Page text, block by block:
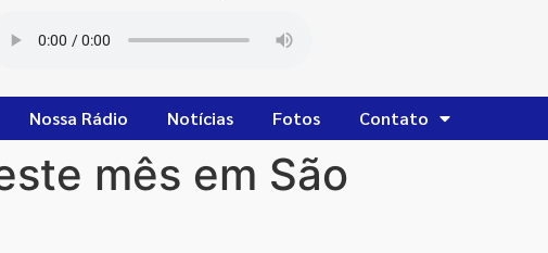
Nossa Rádio Notícias Fotos Contato
mês em São